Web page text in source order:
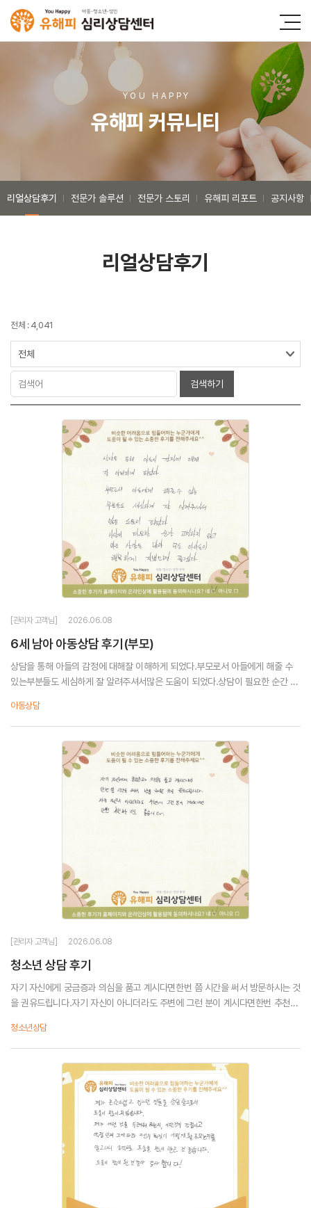
YOU HAPPY
유해피 커뮤니티
리얼상담후기 전문가 솔루션 전문가 스토리 유해피 리포트 공지사항
리얼상담후기
전체 : 4,041
검색하기
[관리자 고객님] 2026.06.08
6세 남아 아동상담 후기(부모)
상담을 통해 아들의 감정에 대해잘 이해하게 되었다.부모로서 아들에게 해줄 수
있는부분들도 세심하게 잘 알려주셔서많은 도움이 되었다.상담이 필요한 순간 고
아동상담
[관리자 고객님] 2026.06.08
청소년 상담 후기
자기 자신에게 궁금증과 의심을 품고 계시다면한번 쯤 시간을 써서 방문하시는 것
을 권유드립니다.자기 자신이 아니더라도 주변에 그런 분이 계시다면한번 추천하
청소년상담